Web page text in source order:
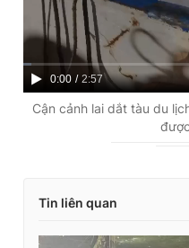
C
u
0:00 / D
u
2:57
Cận cảnh lai dắt tàu du
Tin liên quan